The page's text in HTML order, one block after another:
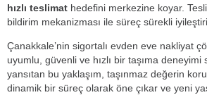
hızlı teslimat hedefini merkezine koyar.
bildirim mekanizması ile süreç sürekli
Çanakkale’nin sigortalı evden eve nakliyat
uyumlu, güvenli ve hızlı bir taşıma
yansıtan bu yaklaşım, taşınmaz değerin
dinamik bir süreç olarak öne çıkar ve yeni